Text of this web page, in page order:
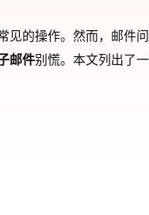
见的操作。然而，邮件
邮件别慌。本文列出了